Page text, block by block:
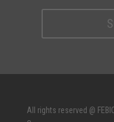
All rights reserved @